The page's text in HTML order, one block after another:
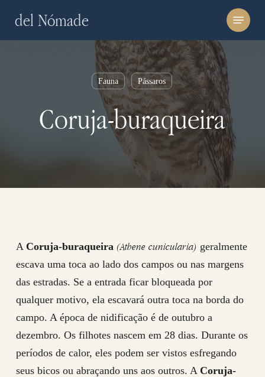
del Nómade Menu
Fauna Pássaros
Coruja-buraqueira
A Coruja-buraqueira (Athene cunicularia) geralmente
escava uma toca ao lado dos campos ou nas margens
das estradas. Se a entrada ficar bloqueada por
qualquer motivo, ela escavará outra toca na borda do
campo. A época de nidificação é de outubro a
dezembro. Os filhotes nascem em 28 dias. Durante os
períodos de calor, eles podem ser vistos esfregando
seus bicos ou abraçando uns aos outros. A Coruja-